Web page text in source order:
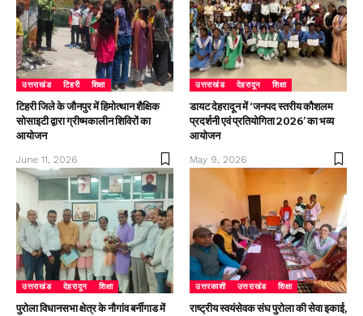
उत्तराखंड टिहरी शिक्षा
टिहरी जिले के जौनपुर में हिमोत्थान शैक्षिक
सोसाइटी द्वारा ग्रीष्मकालीन शिविरों का
आयोजन
June 11, 2026
उत्तराखंड देहरादून शिक्षा
डायट देहरादून में ‘जनपद स्तरीय कौशलम
प्रदर्शनी एवं प्रतियोगिता 2026’ का भव्य
आयोजन
May 9, 2026
उत्तराखंड देहरादून शिक्षा
पुरोला विधानसभा क्षेत्र के नौगांव बर्नीगाड में
उत्तरकाशी उत्तराखंड शिक्षा
राष्ट्रीय स्वयंसेवक संघ पुरोला की सेवा इकाई,